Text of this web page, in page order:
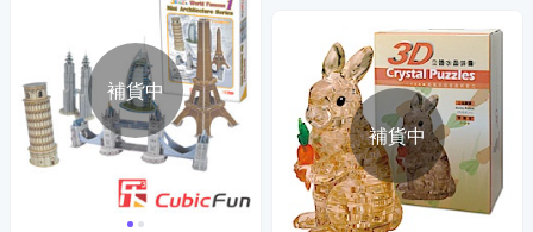
補貨中
補貨中